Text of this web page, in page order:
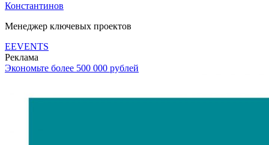
Константинов
Менеджер ключевых проектов
EEVENTS
Реклама
Экономьте более 500 000 рублей